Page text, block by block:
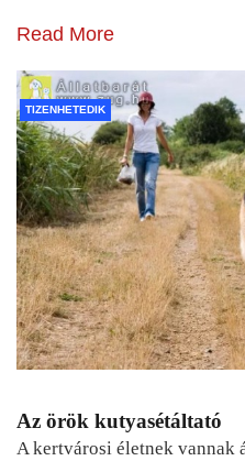
Read More
TIZENHETEDIK
Az örök kutyasétáltató
A kertvárosi életnek vannak